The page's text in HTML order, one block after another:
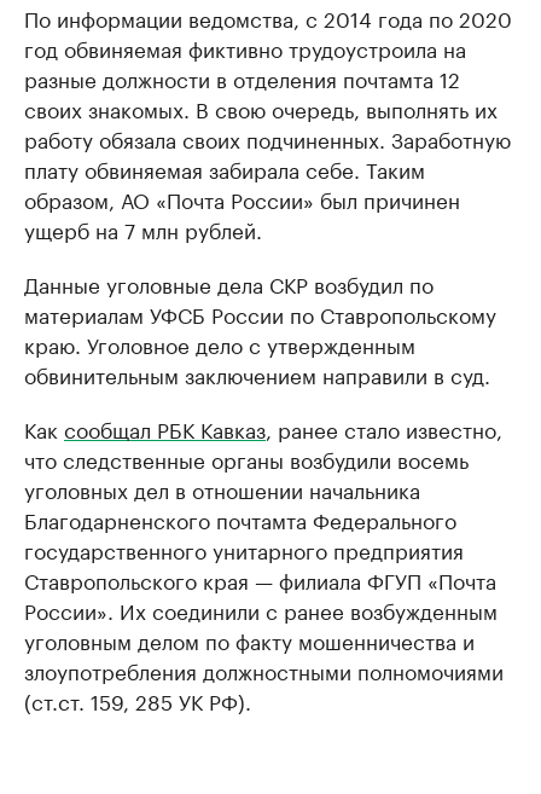
По информации ведомства, с 2014 года по 2020
год обвиняемая фиктивно трудоустроила на
разные должности в отделения почтамта 12
своих знакомых. В свою очередь, выполнять их
работу обязала своих подчиненных. Заработную
плату обвиняемая забирала себе. Таким
образом, АО «Почта России» был причинен
ущерб на 7 млн рублей.
Данные уголовные дела СКР возбудил по
материалам УФСБ России по Ставропольскому
краю. Уголовное дело с утвержденным
обвинительным заключением направили в суд.
Как сообщал РБК Кавказ , ранее стало известно,
что следственные органы возбудили восемь
уголовных дел в отношении начальника
Благодарненского почтамта Федерального
государственного унитарного предприятия
Ставропольского края — филиала ФГУП «Почта
России». Их соединили с ранее возбужденным
уголовным делом по факту мошенничества и
злоупотребления должностными полномочиями
(ст.ст. 159, 285 УК РФ).